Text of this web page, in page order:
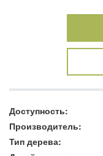
Доступность:
Производитель:
Тип дерева: